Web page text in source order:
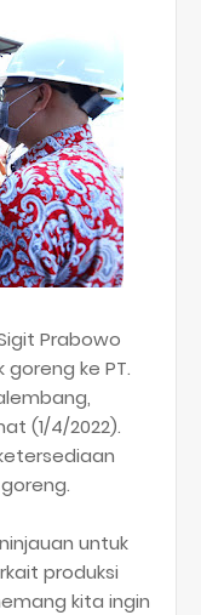
Prabowo
ke PT.
(1/4/2022).
untuk
produksi
kita ingin